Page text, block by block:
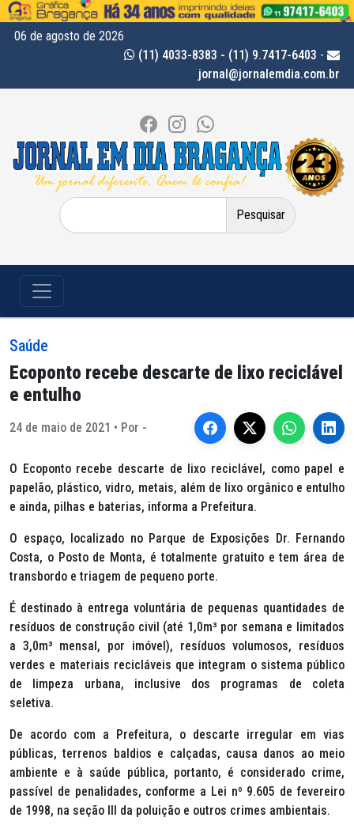
06 de agosto de 2026
(11) 4033-8383 - (11) 9.7417-6403 -
jornal@jornalemdia.com.br
Pesquisar
por:
Saúde
Ecoponto recebe descarte de lixo reciclável
e entulho
24 de maio de 2021 • Por -
O Ecoponto recebe descarte de lixo reciclável, como papel e
papelão, plástico, vidro, metais, além de lixo orgânico e entulho
e ainda, pilhas e baterias, informa a Prefeitura.
O espaço, localizado no Parque de Exposições Dr. Fernando
Costa, o Posto de Monta, é totalmente gratuito e tem área de
transbordo e triagem de pequeno porte.
É destinado à entrega voluntária de pequenas quantidades de
resíduos de construção civil (até 1,0m³ por semana e limitados
a 3,0m³ mensal, por imóvel), resíduos volumosos, resíduos
verdes e materiais recicláveis que integram o sistema público
de limpeza urbana, inclusive dos programas de coleta
seletiva.
De acordo com a Prefeitura, o descarte irregular em vias
públicas, terrenos baldios e calçadas, causa danos ao meio
ambiente e à saúde pública, portanto, é considerado crime,
passível de penalidades, conforme a Lei nº 9.605 de fevereiro
de 1998, na seção III da poluição e outros crimes ambientais.